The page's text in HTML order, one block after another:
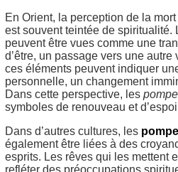
En Orient, la perception de la
est souvent teintée de spiritualité.
peuvent être vues comme une
d’être, un passage vers une
ces éléments peuvent indiquer
personnelle, un changement
Dans cette perspective, les
symboles de renouveau et
Dans d’autres cultures, les
également être liées à des
esprits. Les rêves qui les mettent
refléter des préoccupations